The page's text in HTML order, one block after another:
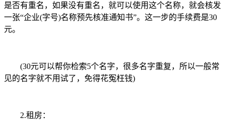
是否有重名，如果没有重名，就可以使用这个名称，就会核发
一张“企业(字号)名称预先核准通知书”。这一步的手续费是30
元。
(30元可以帮你检索5个名字，很多名字重复，所以一般常
见的名字就不用试了，免得花冤枉钱)
2.租房：